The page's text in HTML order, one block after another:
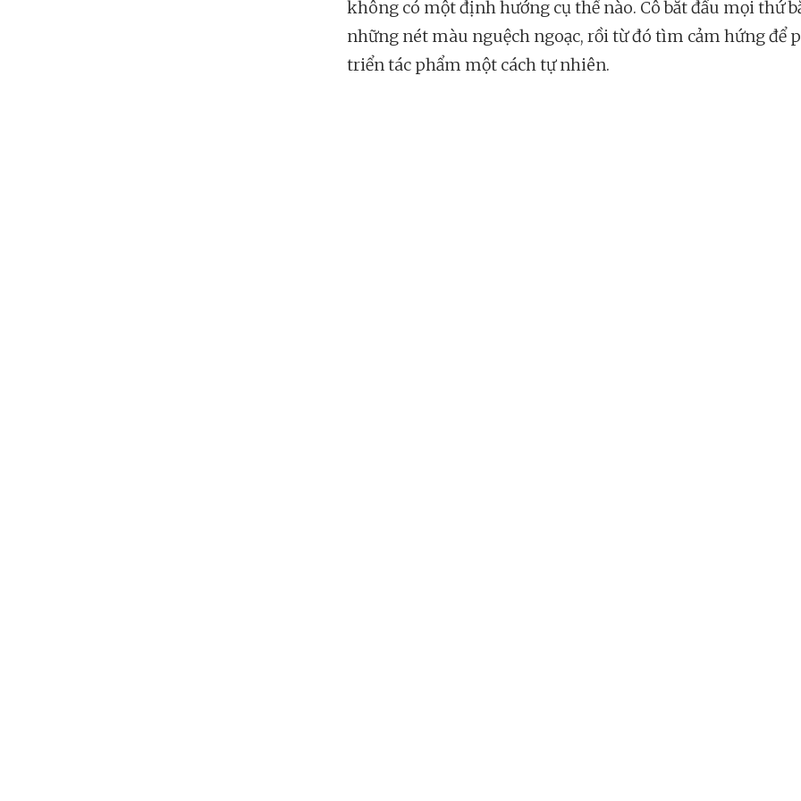
không có một định hướng cụ thể nào. Cô bắt đầu mọi thứ
những nét màu nguệch ngoạc, rồi từ đó tìm cảm hứng để
triển tác phẩm một cách tự nhiên.